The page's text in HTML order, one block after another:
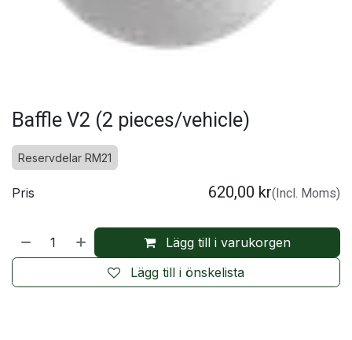
Baffle V2 (2 pieces/vehicle)
Reservdelar RM21
Lägg till i varukorgen
Lägg till i önskelista
Pris 620,00 kr(Incl. Moms)